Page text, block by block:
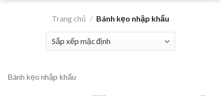
Trang chủ / Bánh kẹo nhập khẩu
Bánh kẹo nhập khẩu